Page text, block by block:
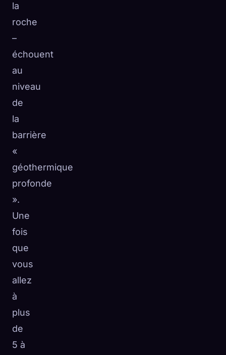
la
roche
–
échouent
au
niveau
de
la
barrière
«
géothermique
profonde
».
Une
fois
que
vous
allez
à
plus
de
5 à